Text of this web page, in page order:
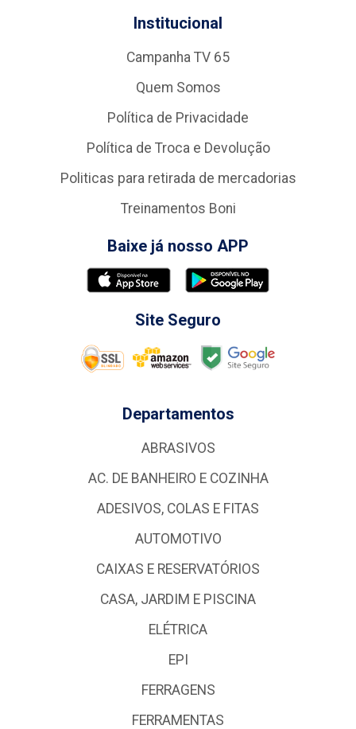
Institucional
Campanha TV 65
Quem Somos
Política de Privacidade
Política de Troca e Devolução
Politicas para retirada de mercadorias
Treinamentos Boni
Baixe já nosso APP
Site Seguro
Departamentos
ABRASIVOS
AC. DE BANHEIRO E COZINHA
ADESIVOS, COLAS E FITAS
AUTOMOTIVO
CAIXAS E RESERVATÓRIOS
CASA, JARDIM E PISCINA
ELÉTRICA
EPI
FERRAGENS
FERRAMENTAS